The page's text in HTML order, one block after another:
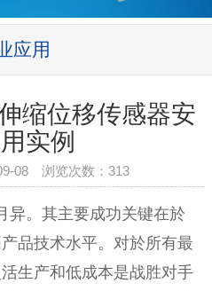
应用
缩位移传感器安
实例
08 浏览次数：313
。其主要成功关键在於
品技术水平。对於所有最
生产和低成本是战胜对手